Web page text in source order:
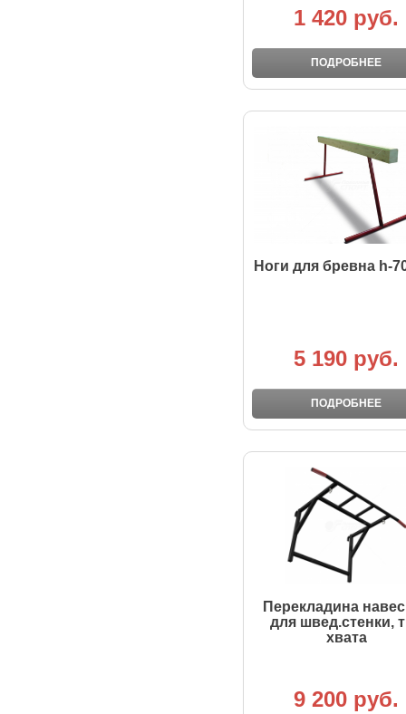
1 420 руб.
ПОДРОБНЕЕ
Ноги для бревна h-
5 190 руб.
ПОДРОБНЕЕ
Перекладина
для швед.стенки,
хвата
9 200 руб.